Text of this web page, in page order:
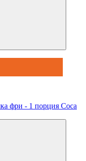
фри - 1 порция Coca